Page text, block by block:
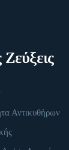
Αντικυθήρων